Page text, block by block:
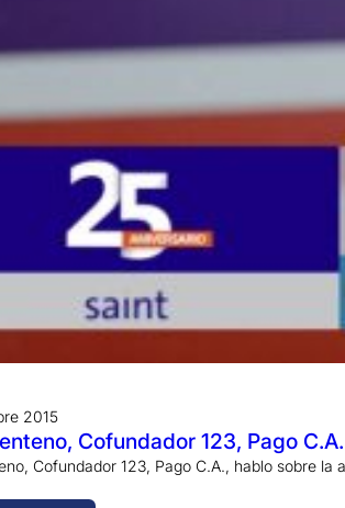
2015
Cofundador 123, Pago C.A.
Cofundador 123, Pago C.A., hablo sobre